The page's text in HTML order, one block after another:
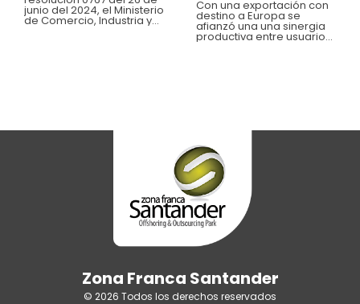
junio del 2024, el Ministerio
de Comercio, Industria y
Turismo de Colombia,
COMERCIO EXTERIOR
LOCAL
Con una exportación con
destino a Europa se
afianzó una una sinergia
productiva entre usuarios
de nuestro ecosistema
Zona Franca Santander
© 2026 Todos los derechos reservados